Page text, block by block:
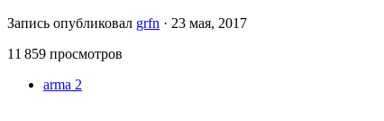
Запись опубликовал grfn · 23 мая, 2017
11 859 просмотров
arma 2